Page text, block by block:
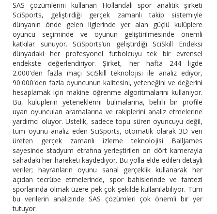
SAS çözümlerini kullanan Hollandalı spor analitik şirketi
SciSports, geliştirdiği gerçek zamanlı takip sistemiyle
dünyanın önde gelen liglerinde yer alan güçlü kulüplere
oyuncu seçiminde ve oyunun geliştirilmesinde önemli
katkılar sunuyor. SciSports’un geliştirdiği SciSkill Endeksi
dünyadaki her profesyonel futbolcuyu tek bir evrensel
endekste değerlendiriyor. Şirket, her hafta 244 ligde
2.000'den fazla maçı SciSkill teknolojisi ile analiz ediyor,
90.000'den fazla oyuncunun kalitesini, yeteneğini ve değerini
hesaplamak için makine öğrenme algoritmalarını kullanıyor.
Bu, kulüplerin yeteneklerini bulmalarına, belirli bir profile
uyan oyuncuları aramalarına ve rakiplerini analiz etmelerine
yardımcı oluyor. Üstelik, sadece topu süren oyuncuyu değil,
tüm oyunu analiz eden SciSports, otomatik olarak 3D veri
üreten gerçek zamanlı izleme teknolojisi BallJames
sayesinde stadyum etrafına yerleştirilen on dört kamerayla
sahadaki her hareketi kaydediyor. Bu yolla elde edilen detaylı
veriler; hayranların oyunu sanal gerçeklik kullanarak her
açıdan tecrübe etmelerinde, spor bahislerinde ve fantezi
sporlarında olmak üzere pek çok şekilde kullanılabiliyor. Tüm
bu verilerin analizinde SAS çözümleri çok önemli bir yer
tutuyor.